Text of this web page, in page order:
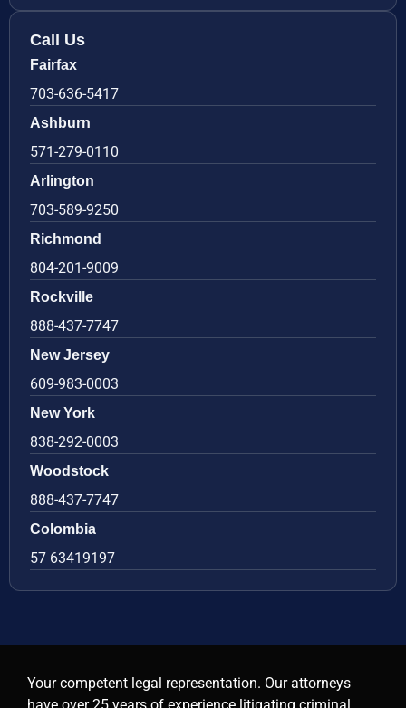
Call Us
Fairfax
703-636-5417
Ashburn
571-279-0110
Arlington
703-589-9250
Richmond
804-201-9009
Rockville
888-437-7747
New Jersey
609-983-0003
New York
838-292-0003
Woodstock
888-437-7747
Colombia
57 63419197
Your competent legal representation. Our attorneys
have over 25 years of experience litigating criminal